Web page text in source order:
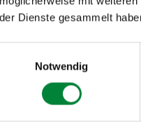
der Dienste gesammelt
Notwendig
Erkrankungen die
– genau hier setzt
Problemzonen zu